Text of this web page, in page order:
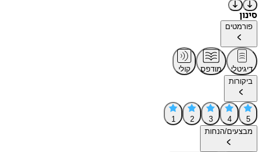
סינון
פורמטים
דיגיטלי מודפס
קולי
ביקורות
5
4
3
2
1
מבצעים/הנחות